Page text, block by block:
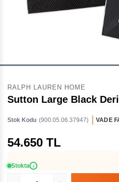
RALPH LAUREN HOME
Sutton Large Black
Stok Kodu (900.05.06.37947) VADE
54.650 TL
Stokta i